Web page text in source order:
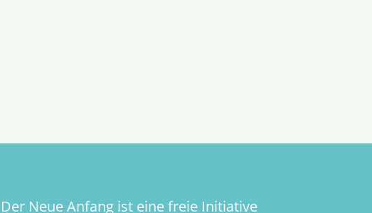
Der Neue Anfang ist eine freie Initiative